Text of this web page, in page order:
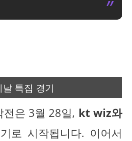
특집 경기
전은 3월 28일, kt wiz와
로 시작됩니다. 이어서